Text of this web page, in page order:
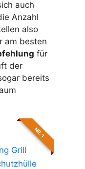
auch
Anzahl
also
am besten
für
der
bereits
NR. 1